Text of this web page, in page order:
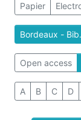
Papier
Bordeaux -
Open access
A B C D